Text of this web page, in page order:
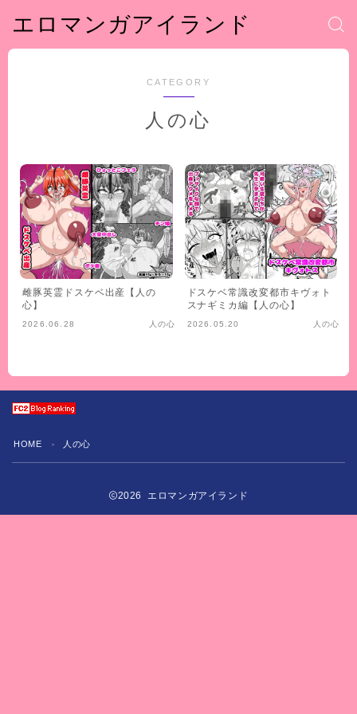
エロマンガアイランド
CATEGORY
人の心
雌豚英霊ドスケベ出産【人の
心】
2026.06.28 人の心
ドスケベ常識改変都市キヴォト
スナギミカ編【人の心】
2026.05.20 人の心
HOME ＞ 人の心
2026 エロマンガアイランド